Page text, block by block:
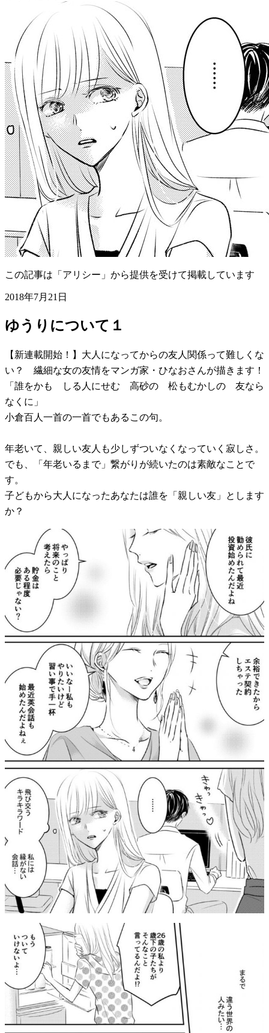
この記事は「アリシー」から提供を受けて掲載しています
2018年7月21日
ゆうりについて１
【新連載開始！】大人になってからの友人関係って難しくな
い？ 繊細な女の友情をマンガ家・ひなおさんが描きます！
「誰をかも しる人にせむ 高砂の 松もむかしの 友なら
なくに」
小倉百人一首の一首でもあるこの句。
年老いて、親しい友人も少しずついなくなっていく寂しさ。
でも、「年老いるまで」繋がりが続いたのは素敵なことで
す。
子どもから大人になったあなたは誰を「親しい友」とします
か？